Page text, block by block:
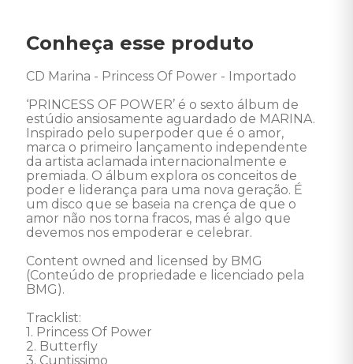
Conheça esse produto
CD Marina - Princess Of Power - Importado
‘PRINCESS OF POWER’ é o sexto álbum de
estúdio ansiosamente aguardado de MARINA.
Inspirado pelo superpoder que é o amor,
marca o primeiro lançamento independente
da artista aclamada internacionalmente e
premiada. O álbum explora os conceitos de
poder e liderança para uma nova geração. É
um disco que se baseia na crença de que o
amor não nos torna fracos, mas é algo que
devemos nos empoderar e celebrar.
Content owned and licensed by BMG
(Conteúdo de propriedade e licenciado pela
BMG).
Tracklist:
1. Princess Of Power
2. Butterfly
3. Cuntissimo